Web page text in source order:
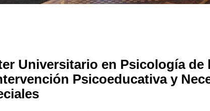
Universitario en Psicología de
Psicoeducativa y